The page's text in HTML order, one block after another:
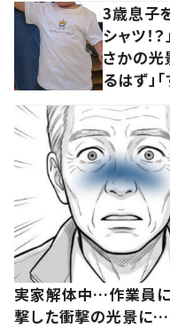
3歳息子
シャツ！
さかの光
るはず」「
実家解体中…作業員に
撃した衝撃の光景に…